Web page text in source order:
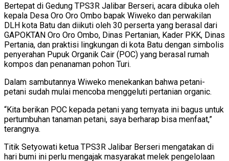
Bertepat di Gedung TPS3R Jalibar Berseri, acara dibuka oleh
kepala Desa Oro Oro Ombo bapak Wiweko dan perwakilan
DLH kota Batu dan diikuti oleh 30 perserta yang berasal dari
GAPOKTAN Oro Oro Ombo, Dinas Pertanian, Kader PKK, Dinas
Pertania, dan praktisi lingkungan di kota Batu dengan simbolis
penyerahan Pupuk Organik Cair (POC) yang berasal rumah
kompos dan penanaman pohon Turi.
Dalam sambutannya Wiweko menekankan bahwa petani-
petani sudah mulai mencoba menggeluti pertanian organic.
“Kita berikan POC kepada petani yang ternyata ini bagus untuk
pertumbuhan tanaman petani, saya berharap bisa menfaat,”
terangnya.
Titik Setyowati ketua TPS3R Jalibar Berseri mengatakan di
hari bumi ini perlu mengajak masyarakat melek pengelolaan